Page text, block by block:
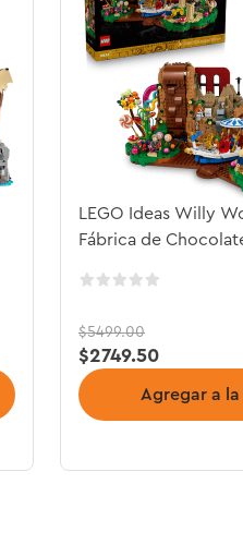
LEGO Ideas Willy
Fábrica de
$5499.00
$2749.50
Agregar a la